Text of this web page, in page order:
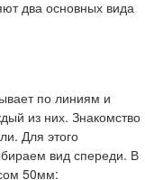
два основных вида
по линиям и
из них. Знакомство
Для этого
вид спереди. В
50мм: